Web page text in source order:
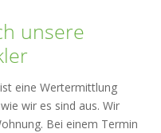
unsere
eine Wertermittlung
wir es sind aus. Wir
Bei einem Termin